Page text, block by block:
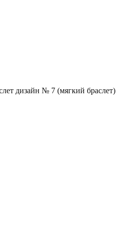
дизайн № 7 (мягкий браслет)